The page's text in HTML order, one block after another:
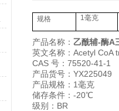
规格 1毫克
产品名称： 乙酰辅-酶A
英文名称：Acetyl CoA
CAS 号：75520-41-1
产品货号：YX225049
产品规格：1毫克
储存条件：-20℃
级别：BR